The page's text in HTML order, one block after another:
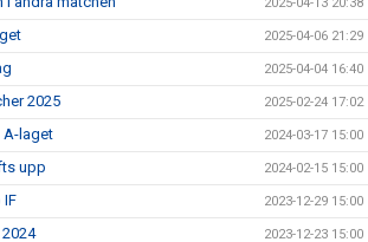
2025-04-06 21:29
2025-04-04 16:40
2025 2025-02-24 17:02
laget 2024-03-17 15:00
upp 2024-02-15 15:00
IF 2023-12-29 15:00
2023-12-23 15:00